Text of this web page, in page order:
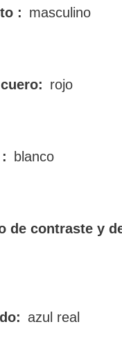
: masculino
rojo
blanco
de contraste y
azul real